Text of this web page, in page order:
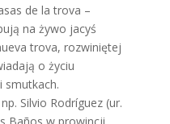
de la trova –
na żywo jacyś
trova, rozwiniętej
o życiu
smutkach.
Silvio Rodríguez (ur.
Baños w prowincji